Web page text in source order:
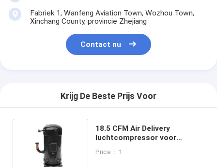
Fabriek 1, Wanfeng Aviation Town, Wozhou Town,
Xinchang County, provincie Zhejiang
Contact nu
Krijg De Beste Prijs Voor
18.5 CFM Air Delivery
luchtcompressor voor
RPM
Price： 1